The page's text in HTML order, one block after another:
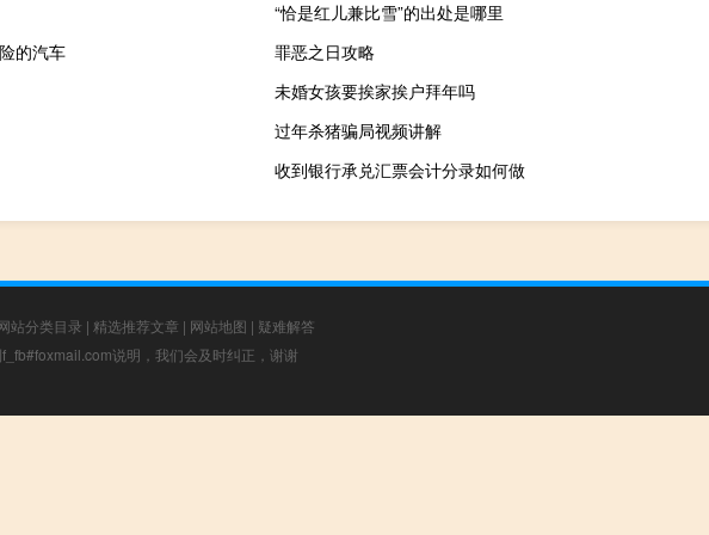
“恰是红儿兼比雪”的出处是哪里
的汽车
罪恶之日攻略
未婚女孩要挨家挨户拜年吗
过年杀猪骗局视频讲解
收到银行承兑汇票会计分录如何做
站分类目录 | 精选推荐文章 | 网站地图 | 疑难解答
说明，我们会及时纠正，谢谢